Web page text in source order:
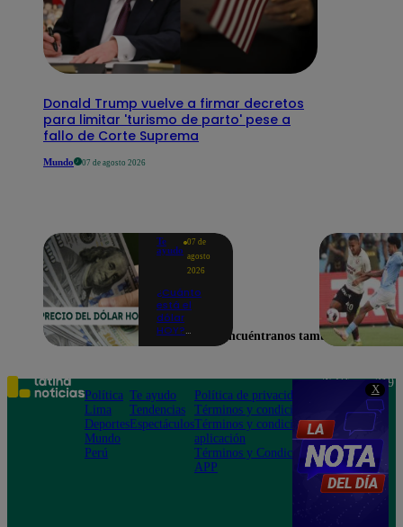
X
Donald Trump vuelve a firmar decretos
para limitar 'turismo de parto' pese a
fallo de Corte Suprema
Mundo 07 de agosto 2026
Te
ayudo
07 de
agosto
2026
¿Cuánto
está el
dólar
HOY?
este
viernes 7
de agosto
Encuéntranos también en
Política
Lima
Deportes
Mundo
Perú
Te ayudo
Tendencias
Espectáculos
Política de privacidad
Términos y condiciones
Términos y condiciones
aplicación
Términos y Condiciones
APP
Teléfono: 219
Av. San
Felipe 968
Jesús María